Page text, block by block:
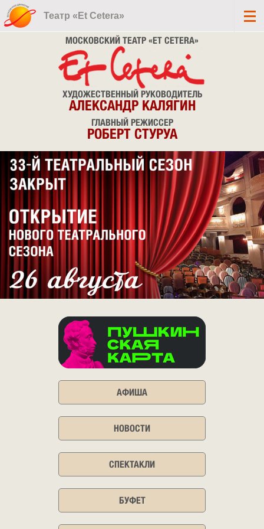
Театр «Et Cetera»
МОСКОВСКИЙ ТЕАТР «ET CETERA»
ХУДОЖЕСТВЕННЫЙ РУКОВОДИТЕЛЬ
АЛЕКСАНДР КАЛЯГИН
ГЛАВНЫЙ РЕЖИССЕР
РОБЕРТ СТУРУА
АФИША
НОВОСТИ
СПЕКТАКЛИ
БУФЕТ